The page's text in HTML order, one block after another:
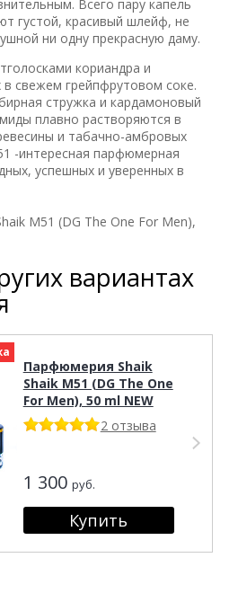
Всего пару капель
густой, красивый шлейф, не
ни одну прекрасную даму.
кориандра и
свежем грейпфрутовом соке.
стружка и кардамоновый
плавно растворяются в
и табачно-амбровых
-интересная парфюмерная
успешных и уверенных в
M51 (DG The One For Men),
вариантах
Парфюмерия Shaik
Shaik M51 (DG The One
For Men), 50 ml NEW
2 отзыва
1 300 руб.